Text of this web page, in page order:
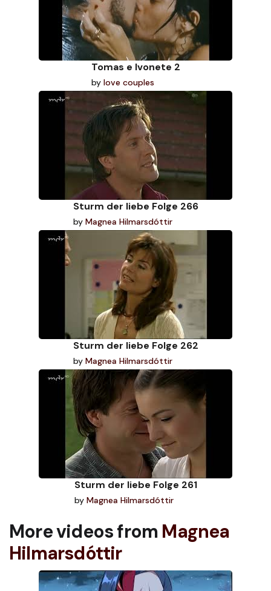
Tomas e Ivonete 2
by love couples
Sturm der liebe Folge 266
by Magnea Hilmarsdóttir
Sturm der liebe Folge 262
by Magnea Hilmarsdóttir
Sturm der liebe Folge 261
by Magnea Hilmarsdóttir
More videos from Magnea
Hilmarsdóttir